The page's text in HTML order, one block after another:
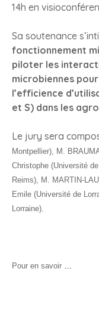
14h en
Sa soutenance
fonctionnement
piloter les
microbiennes
l’efficience
et S) dans les
Le jury sera
Montpellier),
M.
Christophe (Université de
Reims),
M. MARTIN-
Emile (Université de
Lorraine).
Pour en savoir